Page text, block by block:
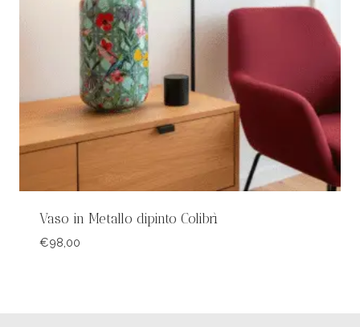
Vaso in Metallo dipinto Colibrì
€98,00